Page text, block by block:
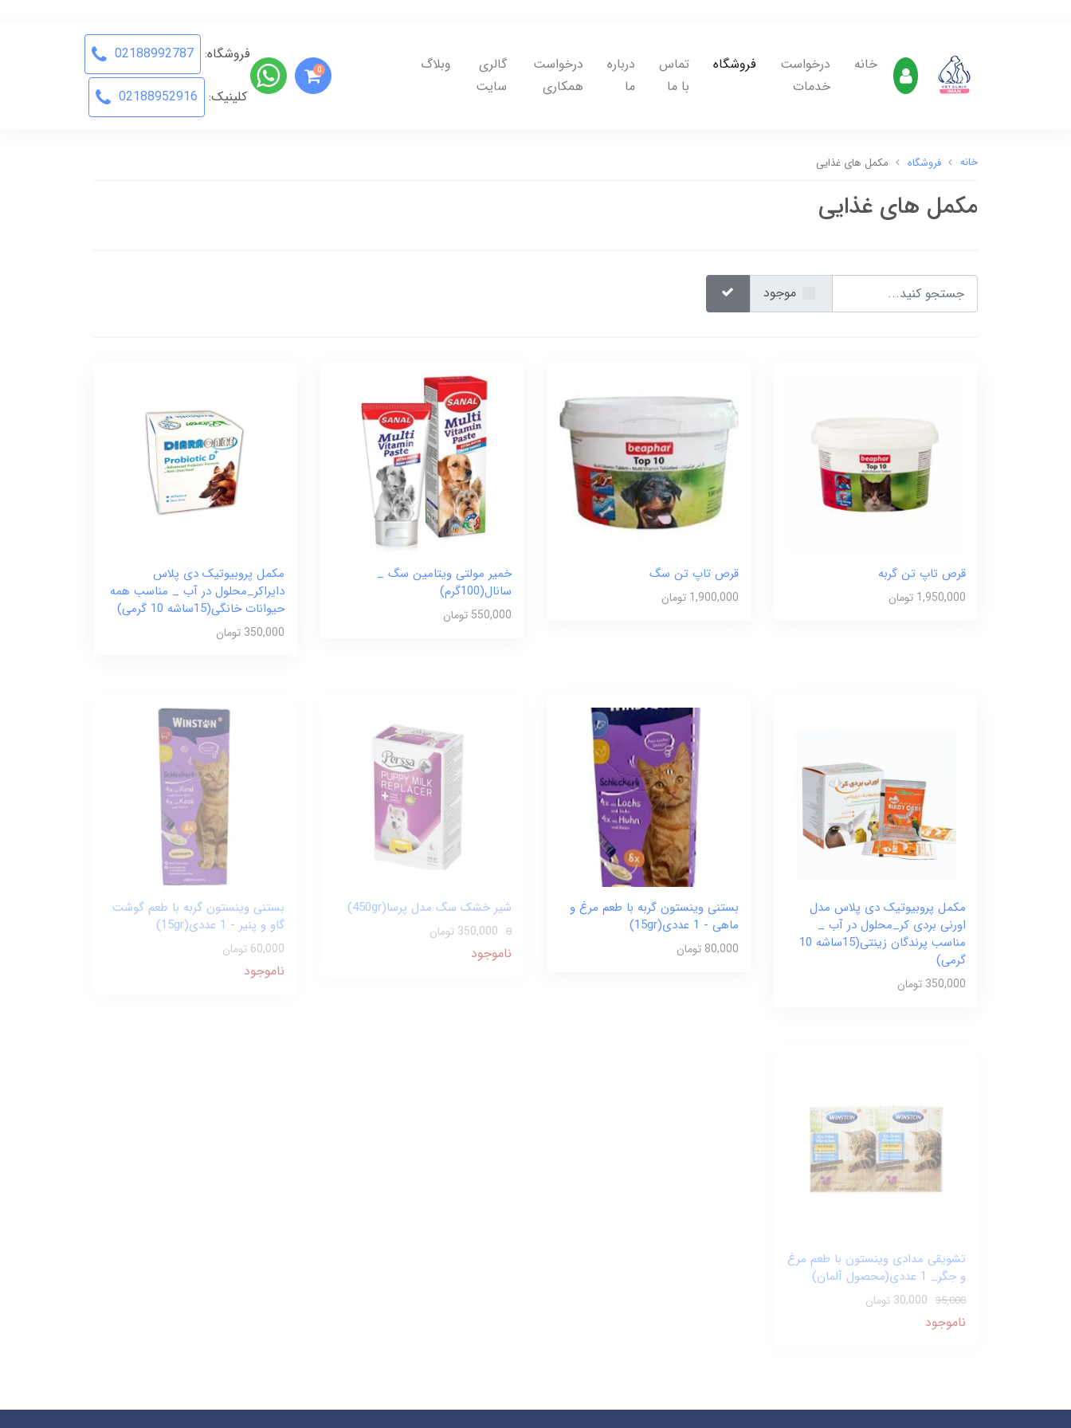
خانه
درخواست
خدمات
فروشگاه
تماس
با ما
درباره
ما
درخواست
همکاری
گالری
سایت
وبلاگ 0
فروشگاه: 02188992787
کلینیک: 02188952916
خانه فروشگاه مکمل های غذایی
مکمل های غذایی
موجود
قرص تاپ تن گربه
1,950,000 تومان
قرص تاپ تن سگ
1,900,000 تومان
خمیر مولتی ویتامین سگ _
سانال(100گرم)
550,000 تومان
مکمل پروبیوتیک دی پلاس
دایراکر_محلول در آب _ مناسب همه
حیوانات خانگی(15ساشه 10 گرمی)
350,000 تومان
مکمل پروبیوتیک دی پلاس مدل
اورنی بردی کر_محلول در آب _
مناسب پرندگان زینتی(15ساشه 10
گرمی)
350,000 تومان
بستنی وینستون گربه با طعم مرغ و
ماهی - 1 عددی(15gr)
80,000 تومان
شیر خشک سگ مدل پرسا(450gr)
0 350,000 تومان
ناموجود
بستنی وینستون گربه با طعم گوشت
گاو و پنیر - 1 عددی(15gr)
60,000 تومان
ناموجود
تشویقی مدادی وینستون با طعم مرغ
و جگر_ 1 عددی(محصول آلمان)
35,000 30,000 تومان
ناموجود